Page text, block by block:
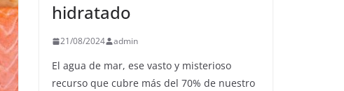
hidratado
21/08/2024 admin
El agua de mar, ese vasto y misterioso
recurso que cubre más del 70% de nuestro